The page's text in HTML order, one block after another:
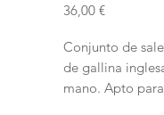
36,00 €Precio
Conjunto de
de gallina
mano. Apto